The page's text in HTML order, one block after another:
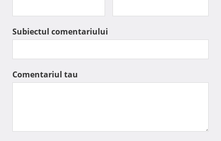
Subiectul comentariului
Comentariul tau